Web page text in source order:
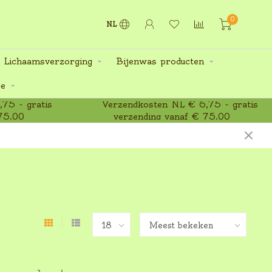
NL
0
Bijenwas producten
- gratis
Verzendkosten NL € 6,75 - gratis
verzending vanaf € 75,00